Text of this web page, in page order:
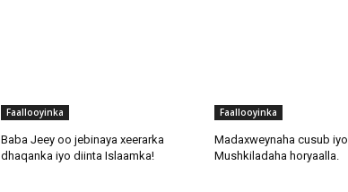
Faallooyinka
Baba Jeey oo jebinaya xeerarka
dhaqanka iyo diinta Islaamka!
Faallooyinka
Madaxweynaha cusub iyo
Mushkiladaha horyaalla.